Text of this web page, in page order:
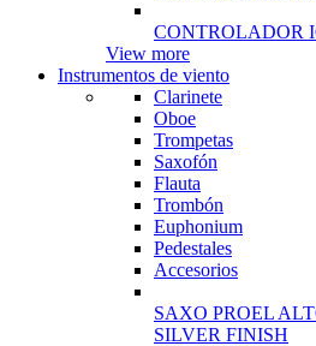
CONTROLADOR
View more
Instrumentos de viento
Clarinete
Oboe
Trompetas
Saxofón
Flauta
Trombón
Euphonium
Pedestales
Accesorios
SAXO PROEL
SILVER FINISH